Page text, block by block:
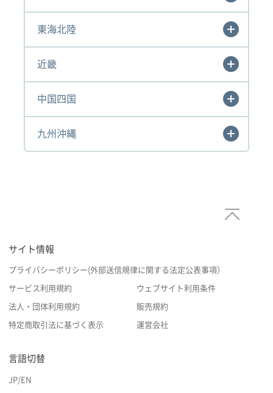
東海北陸
近畿
中国四国
九州沖縄
サイト情報
プライバシーポリシー(外部送信規律に関する法定公表事項）
サービス利用規約 ウェブサイト利用条件
法人・団体利用規約 販売規約
特定商取引法に基づく表示 運営会社
言語切替
JP/EN